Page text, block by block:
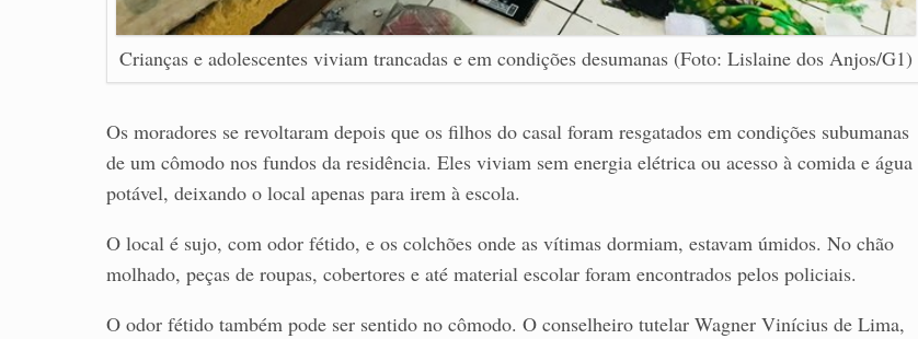
Crianças e adolescentes viviam trancadas e em condições desumanas (Foto: Lislaine dos Anjos/G1)
Os moradores se revoltaram depois que os filhos do casal foram resgatados em condições subumanas
de um cômodo nos fundos da residência. Eles viviam sem energia elétrica ou acesso à comida e água
potável, deixando o local apenas para irem à escola.
O local é sujo, com odor fétido, e os colchões onde as vítimas dormiam, estavam úmidos. No chão
molhado, peças de roupas, cobertores e até material escolar foram encontrados pelos policiais.
O odor fétido também pode ser sentido no cômodo. O conselheiro tutelar Wagner Vinícius de Lima,